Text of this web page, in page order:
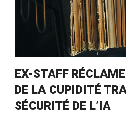
EX-STAFF
DE LA CUPIDITÉ
SÉCURITÉ DE L’IA